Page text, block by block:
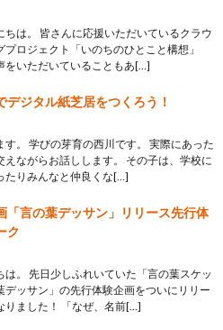
ちは。 皆さんに応援いただいているクラウ
プロジェクト「いのちのひとこと構想」
をいただいていることもあ[…]
デジタル紙芝居をつくろう！
す。 学びの芽育の西川です。 実際にあった
えながらお話しします。 その子は、学校に
たりみんなと仲良くな[…]
「言の葉デッサン」リリース先行体
ク
は。 先日少しふれいていた「言の葉スケッ
デッサン」の先行体験企画をついにリリー
りました！ 「なぜ、名前[…]